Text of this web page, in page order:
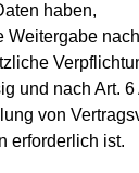
haben,
und nach Art. 6
von
erforderlich ist.